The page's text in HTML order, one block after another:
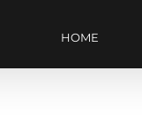
HOME